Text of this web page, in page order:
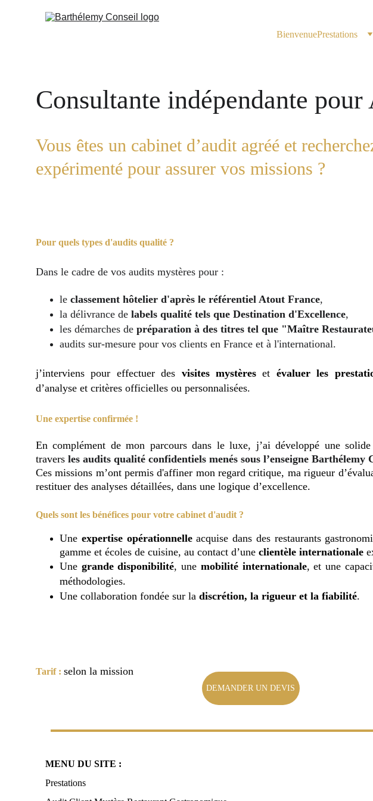
BienvenuePrestations
Consultante indépendante
Vous êtes un cabinet d’audit agréé et
expérimenté pour assurer vos missions ?
DEMANDER UN DEVIS
Pour quels types d'audits qualité ?
Dans le cadre de vos audits mystères pour :
le classement hôtelier d'après le référentiel Atout France,
la délivrance de labels qualité tels que Destination d'Excellence,
les démarches de préparation à des titres tel que "Maître
audits sur-mesure pour vos clients en France et à l'international.
j’interviens pour effectuer des visites mystères et évaluer les
d’analyse et critères officielles ou personnalisées.
Une expertise confirmée !
En complément de mon parcours dans le luxe, j’ai développé une
travers les audits qualité confidentiels menés sous l’enseigne Barthélemy
Ces missions m’ont permis d'affiner mon regard critique, ma rigueur
restituer des analyses détaillées, dans une logique d’excellence.
Quels sont les bénéfices pour votre cabinet d'audit ?
Une expertise opérationnelleacquise dans des restaurants
gamme et écoles de cuisine, au contact d’une clientèle internationale
Une grande disponibilité, une mobilité internationale, et une
méthodologies.
Une collaboration fondée sur la discrétion, la rigueur et la fiabilité.
Tarif : selon la mission
MENU DU SITE :
Prestations